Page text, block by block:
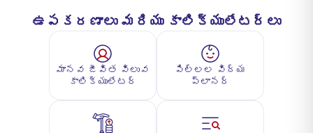
ఉపకరణాలు మరియు కాలిక్యులేటర్లు
మానవ జీవిత విలువ
కాలిక్యులేటర్
పిల్లల విద్య
ప్లానర్